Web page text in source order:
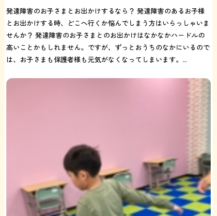
発達障害のお子さまとお出かけするなら？ 発達障害のあるお子様
とお出かけする時、どこへ行くか悩んでしまう方はいらっしゃいま
せんか？ 発達障害のお子さまとのお出かけはなかなかハードルの
高いことかもしれません。ですが、ずっとおうちのなかにいるので
は、お子さまも保護者様も元気がなくなってしまいます。...